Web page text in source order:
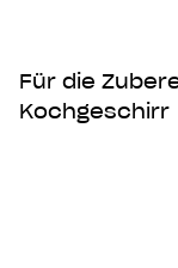
Für die
Kochgeschirr